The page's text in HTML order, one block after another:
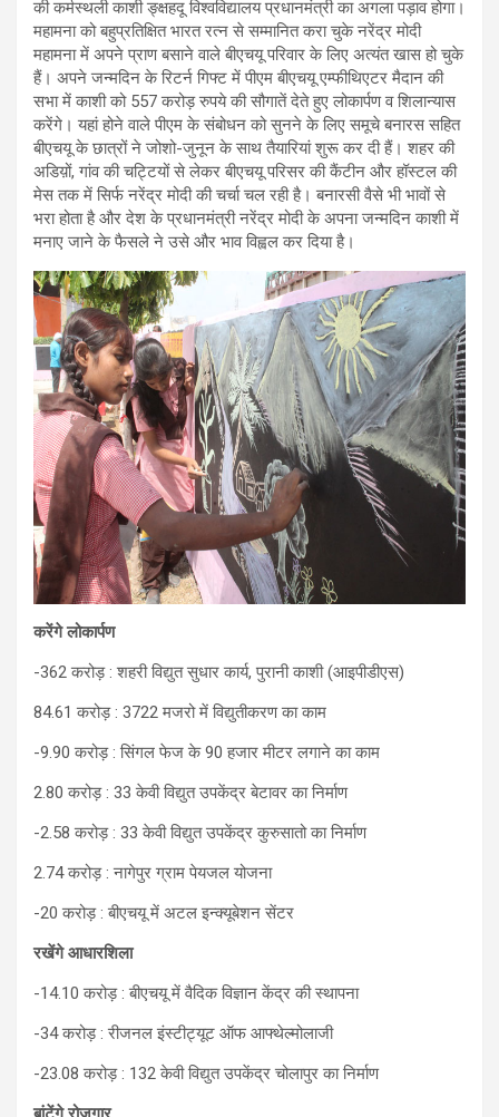
की कर्मस्थली काशी ङ्क्षहदू विश्वविद्यालय प्रधानमंत्री का अगला पड़ाव होगा।
महामना को बहुप्रतिक्षित भारत रत्न से सम्मानित करा चुके नरेंद्र मोदी
महामना में अपने प्राण बसाने वाले बीएचयू परिवार के लिए अत्यंत खास हो चुके
हैं। अपने जन्मदिन के रिटर्न गिफ्ट में पीएम बीएचयू एम्फीथिएटर मैदान की
सभा में काशी को 557 करोड़ रुपये की सौगातें देते हुए लोकार्पण व शिलान्यास
करेंगे। यहां होने वाले पीएम के संबोधन को सुनने के लिए समूचे बनारस सहित
बीएचयू के छात्रों ने जोशो-जुनून के साथ तैयारियां शुरू कर दी हैं। शहर की
अडिय़ों, गांव की चट्टियों से लेकर बीएचयू परिसर की कैंटीन और हॉस्टल की
मेस तक में सिर्फ नरेंद्र मोदी की चर्चा चल रही है। बनारसी वैसे भी भावों से
भरा होता है और देश के प्रधानमंत्री नरेंद्र मोदी के अपना जन्मदिन काशी में
मनाए जाने के फैसले ने उसे और भाव विह्वल कर दिया है।
करेंगे लोकार्पण
-362 करोड़ : शहरी विद्युत सुधार कार्य, पुरानी काशी (आइपीडीएस)
84.61 करोड़ : 3722 मजरो में विद्युतीकरण का काम
-9.90 करोड़ : सिंगल फेज के 90 हजार मीटर लगाने का काम
2.80 करोड़ : 33 केवी विद्युत उपकेंद्र बेटावर का निर्माण
-2.58 करोड़ : 33 केवी विद्युत उपकेंद्र कुरुसातो का निर्माण
2.74 करोड़ : नागेपुर ग्राम पेयजल योजना
-20 करोड़ : बीएचयू में अटल इन्क्यूबेशन सेंटर
रखेंगे आधारशिला
-14.10 करोड़ : बीएचयू में वैदिक विज्ञान केंद्र की स्थापना
-34 करोड़ : रीजनल इंस्टीट्यूट ऑफ आफ्थेल्मोलाजी
-23.08 करोड़ : 132 केवी विद्युत उपकेंद्र चोलापुर का निर्माण